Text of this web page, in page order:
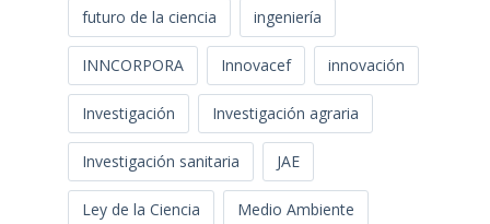
futuro de la ciencia ingeniería
INNCORPORA Innovacef innovación
Investigación Investigación agraria
Investigación sanitaria JAE
Ley de la Ciencia Medio Ambiente